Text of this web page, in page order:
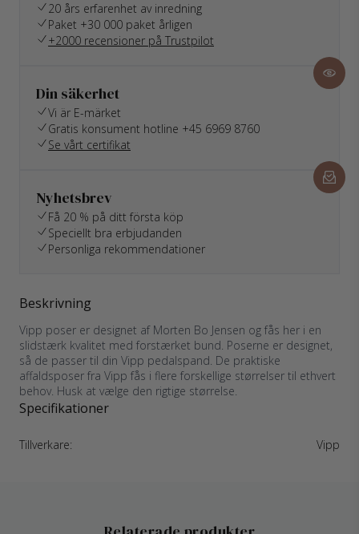
20 års erfarenhet av inredning
Paket +30 000 paket årligen
+2000 recensioner på Trustpilot
Din säkerhet
Vi är E-märket
Gratis konsument hotline +45 6969 8760
Se vårt certifikat
Nyhetsbrev
Få 20 % på ditt första köp
Speciellt bra erbjudanden
Personliga rekommendationer
Beskrivning
Vipp poser er designet af Morten Bo Jensen og fås her i en
slidstærk kvalitet med forstærket bund. Poserne er designet,
så de passer til din Vipp pedalspand. De praktiske
affaldsposer fra Vipp fås i flere forskellige størrelser til ethvert
behov. Husk at vælge den rigtige størrelse.
Specifikationer
Tillverkare: Vipp